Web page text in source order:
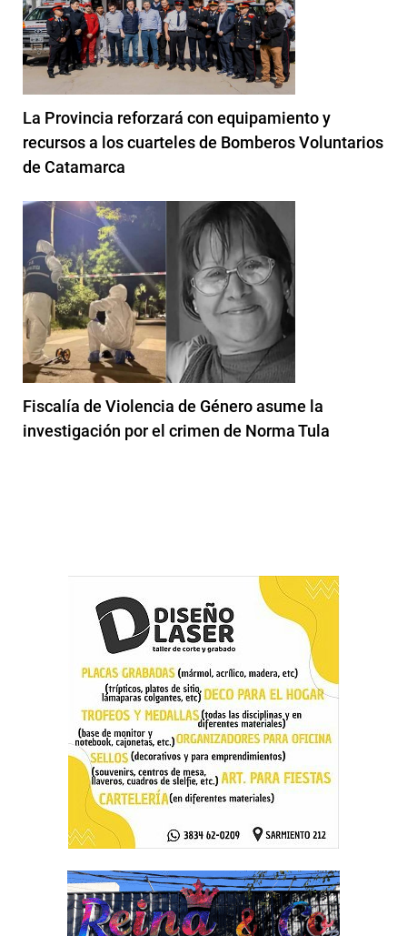
La Provincia reforzará con equipamiento y
recursos a los cuarteles de Bomberos Voluntarios
de Catamarca
Fiscalía de Violencia de Género asume la
investigación por el crimen de Norma Tula